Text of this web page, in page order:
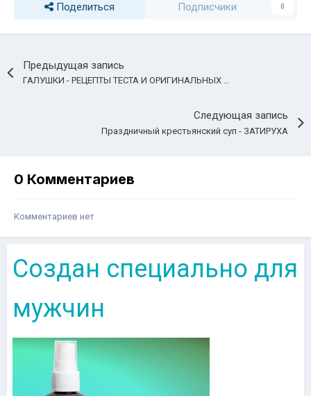
Поделиться Подписчики 0
Предыдущая запись
ГАЛУШКИ - РЕЦЕПТЫ ТЕСТА И ОРИГИНАЛЬНЫХ БЛЮД НА ЛЮБОЙ ВКУС
Следующая запись
Праздничный крестьянский суп - ЗАТИРУХА
0 Комментариев
Комментариев нет
Создан специально для
мужчин